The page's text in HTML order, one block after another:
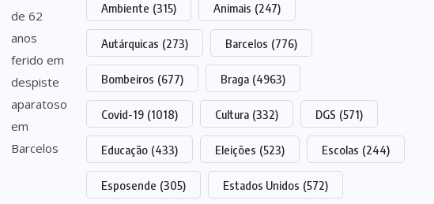
Ambiente (315) Animais (247)
Autárquicas (273) Barcelos (776)
Bombeiros (677) Braga (4963)
Covid-19 (1018) Cultura (332) DGS (571)
Educação (433) Eleições (523) Escolas (244)
Esposende (305) Estados Unidos (572)